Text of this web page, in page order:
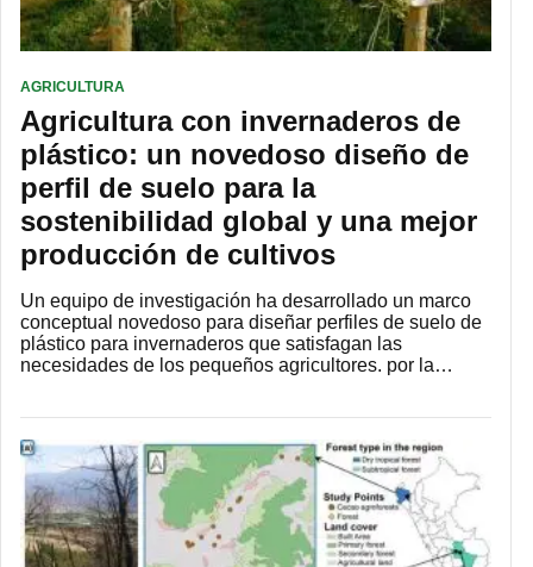
AGRICULTURA
Agricultura con invernaderos de
plástico: un novedoso diseño de
perfil de suelo para la
sostenibilidad global y una mejor
producción de cultivos
Un equipo de investigación ha desarrollado un marco
conceptual novedoso para diseñar perfiles de suelo de
plástico para invernaderos que satisfagan las
necesidades de los pequeños agricultores. por la…